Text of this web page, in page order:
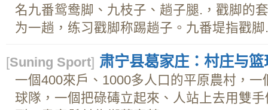
名九番鸳鸯脚、九枝子、趟子腿.，戳脚的
为一趟，练习戳脚称踢趟子。九番堤指戳脚
[Suning Sport] 肃宁县葛家庄：村庄与
一個400來戶、1000多人口的平原農村，
球隊，一個把碌碡立起來、人站上去用雙